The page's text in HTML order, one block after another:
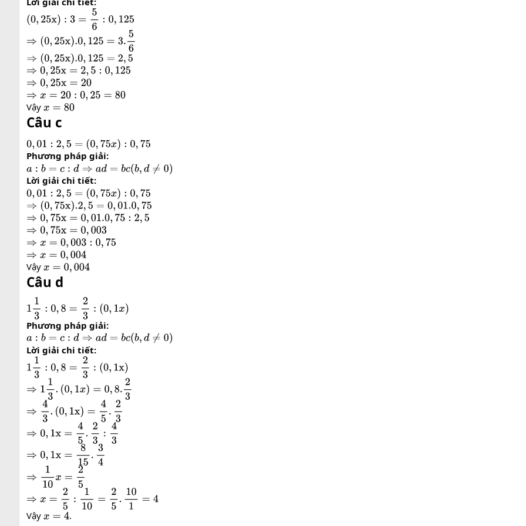
(0,25x):3 = 56 :0 125
⇒( 0,25x).0,125 =3.5 6
⇒( 0,25x).0,125=2,5
⇒0 ,25x=2 5: 0,125
⇒0 ,25x=20
⇒x =20: 0,25= 80
Vậy x=80
Câu c
0, 01: 2, 5= (0 ,75 x):0,75
Phương pháp giải:
a: b =c :d⇒a d =bc(b,d≠ 0)
Lời giải chi tiết:
0, 01: 2, 5= (0 ,75 x):0,75
⇒( 0,75x).2,5=0,01.0,75
⇒0 ,75x=0 01.0, 75:2,5
⇒0 ,75x=0 003
⇒x =0 ,003: 0,75
⇒x =0 ,004
Vậy x=0, 004
Câu d
113 0 ,8=2 3:( 0,1 x
Phương pháp giải:
a: b =c :d⇒a d =bc(b,d≠ 0)
Lời giải chi tiết:
113 0 ,8=2 3:( 0,1 x
⇒1 13.(0 ,1x )=0,8.2 3
⇒4 3.(0 ,1x )=45 .23
⇒0 ,1x=4 5.2 3:4 3
⇒0 ,1x=8 15 34
⇒1 10x=25
⇒x =2 5: 110 = 25.101 =4
Vậy x=4 .